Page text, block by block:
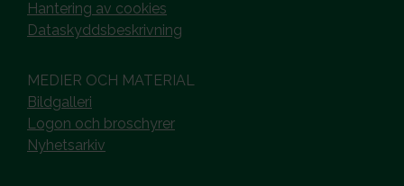
Hantering av cookies
Dataskyddsbeskrivning
MEDIER OCH MATERIAL
Bildgalleri
Logon och broschyrer
Nyhetsarkiv